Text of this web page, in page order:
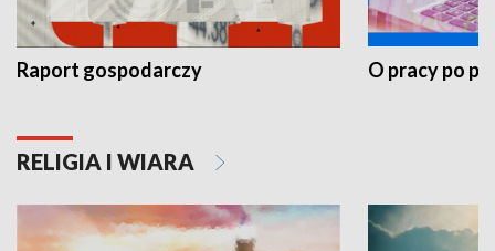
Raport gospodarczy O pracy po
RELIGIA I WIARA